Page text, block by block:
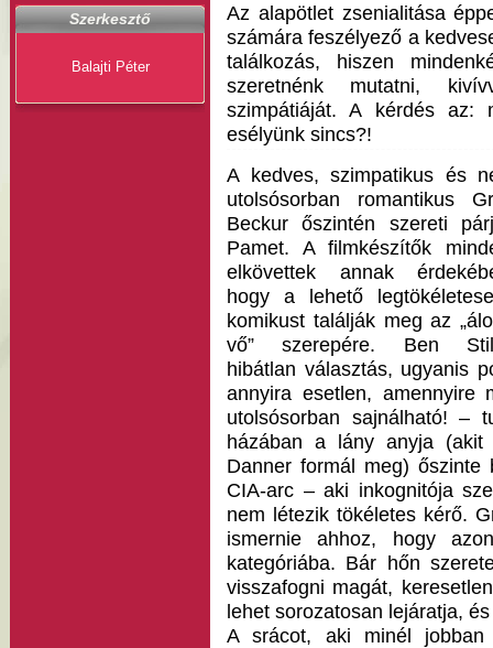
Az alapötlet zsenialitása
számára feszélyező a
találkozás, hiszen
szeretnénk mutatni,
szimpátiáját. A kérdés az:
esélyünk sincs?!
A kedves, szimpatikus és
utolsósorban romantikus
Beckur őszintén szereti
Pamet. A filmkészítők
elkövettek annak
hogy a lehető
komikust találják meg az
vő” szerepére. Ben
hibátlan választás, ugyanis
annyira esetlen,
utolsósorban sajnálható! –
házában a lány anyja (akit
Danner formál meg)
CIA-arc – aki inkognitója
nem létezik tökéletes kérő.
ismernie ahhoz, hogy
kategóriába. Bár hőn
visszafogni magát,
lehet sorozatosan lejáratja,
A srácot, aki minél jobban
Szerkesztő
Balajti Péter